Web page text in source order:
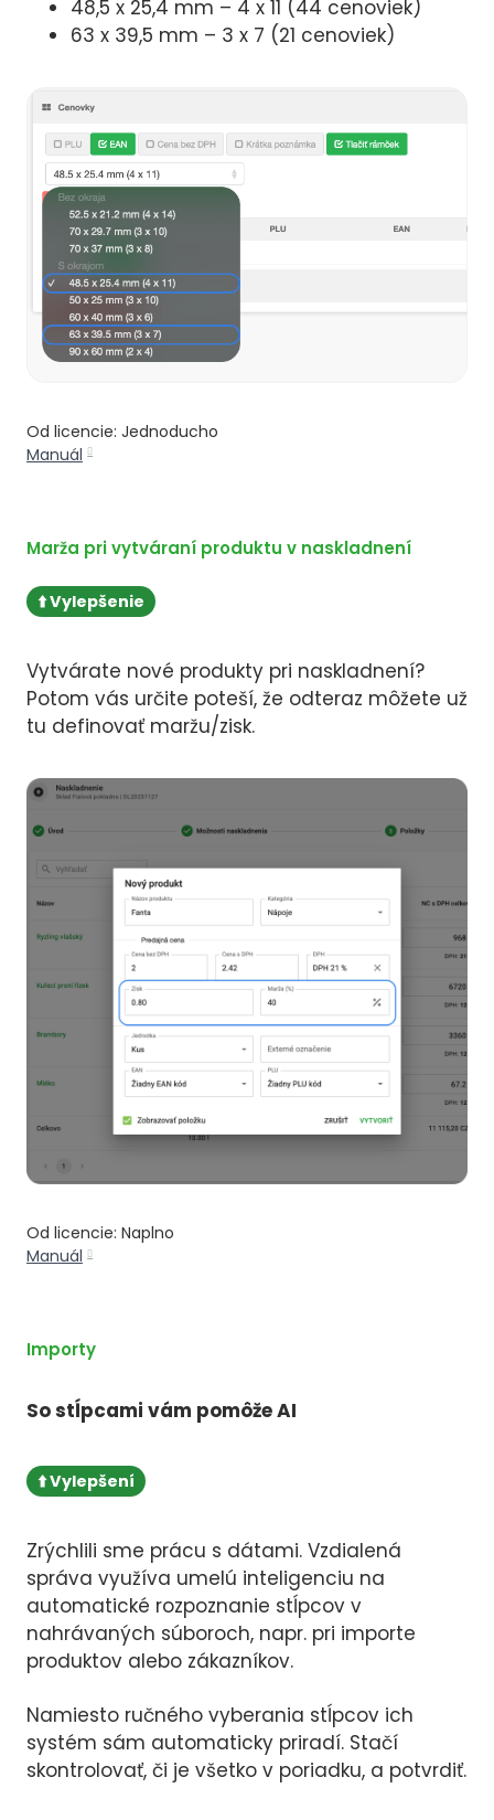
48,5 x 25,4 mm – 4 x 11 (44 cenoviek)
63 x 39,5 mm – 3 x 7 (21 cenoviek)
Od licencie: Jednoducho
Manuál
Marža pri vytváraní produktu v naskladnení
⬆️ Vylepšenie
Vytvárate nové produkty pri naskladnení?
Potom vás určite poteší, že odteraz môžete už
tu definovať maržu/zisk.
Od licencie: Naplno
Manuál
Importy
So stĺpcami vám pomôže AI
⬆️ Vylepšení
Zrýchlili sme prácu s dátami. Vzdialená
správa využíva umelú inteligenciu na
automatické rozpoznanie stĺpcov v
nahrávaných súboroch, napr. pri importe
produktov alebo zákazníkov.
Namiesto ručného vyberania stĺpcov ich
systém sám automaticky priradí. Stačí
skontrolovať, či je všetko v poriadku, a potvrdiť.